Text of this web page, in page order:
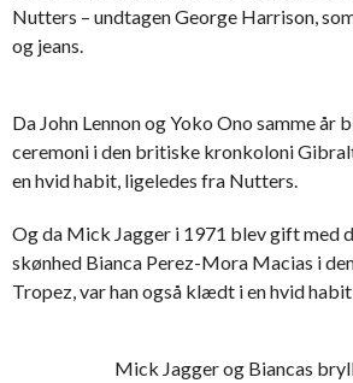
Nutters – undtagen George Harrison,
og jeans.
Da John Lennon og Yoko Ono samme år
ceremoni i den britiske kronkoloni
en hvid habit, ligeledes fra Nutters.
Og da Mick Jagger i 1971 blev gift med
skønhed Bianca Perez-Mora Macias i
Tropez, var han også klædt i en hvid
Mick Jagger og Biancas